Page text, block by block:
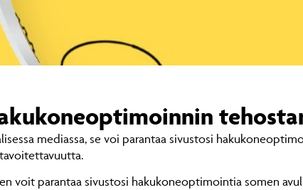
mediassa, se voi parantaa sivustosi
voit parantaa sivustosi hakukoneoptimointia somen